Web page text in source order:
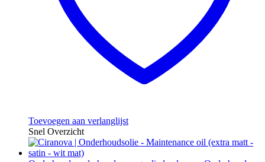
Toevoegen aan verlanglijst
Snel Overzicht